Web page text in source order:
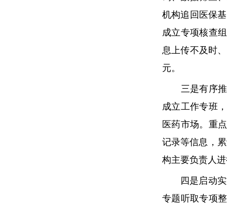
机构追回医保
成立专项核查
息上传不及时
元。
三是有序推
成立工作专班
医药市场。重
记录等信息，
构主要负责人
四是启动实施
专题听取专项